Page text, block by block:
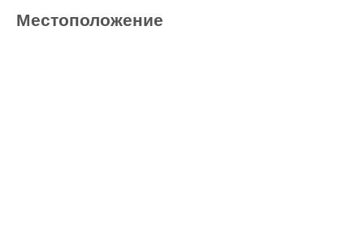
Местоположение